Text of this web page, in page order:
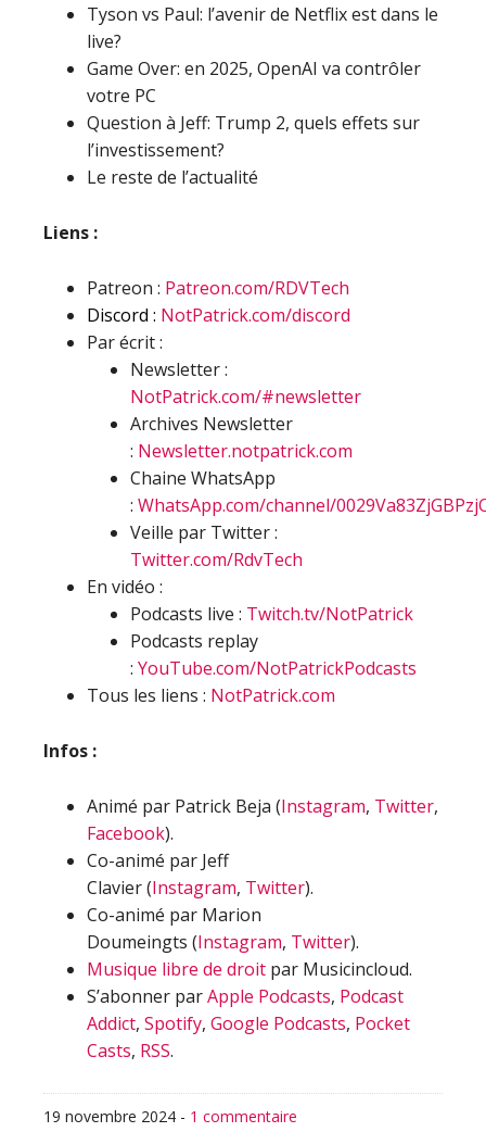
Tyson vs Paul: l’avenir de Netflix est dans le
live?
Game Over: en 2025, OpenAI va contrôler
votre PC
Question à Jeff: Trump 2, quels effets sur
l’investissement?
Le reste de l’actualité
Liens :
Patreon : Patreon.com/RDVTech
Discord : NotPatrick.com/discord
Par écrit :
Newsletter :
NotPatrick.com/#newsletter
Archives Newsletter
: Newsletter.notpatrick.com
Chaine WhatsApp
: WhatsApp.com/channel/
Veille par Twitter :
Twitter.com/RdvTech
En vidéo :
Podcasts live : Twitch.tv/NotPatrick
Podcasts replay
: YouTube.com/NotPatrickPodcasts
Tous les liens : NotPatrick.com
Infos :
Animé par Patrick Beja (Instagram, Twitter,
Facebook).
Co-animé par Jeff
Clavier (Instagram, Twitter).
Co-animé par Marion
Doumeingts (Instagram, Twitter).
Musique libre de droit par Musicincloud.
S’abonner parApple Podcasts, Podcast
Addict, Spotify, Google Podcasts, Pocket
Casts, RSS.
19 novembre 2024 - 1 commentaire